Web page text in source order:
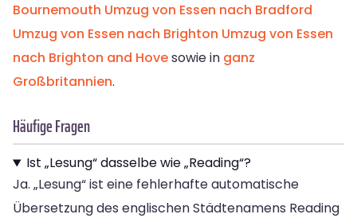
Bournemouth Umzug von Essen nach Bradford
Umzug von Essen nach Brighton Umzug von Essen
nach Brighton and Hovesowie in ganz
Großbritannien.
Häufige Fragen
Ist „Lesung“ dasselbe wie „Reading“?
Ja. „Lesung“ ist eine fehlerhafte automatische
Übersetzung des englischen Städtenamens Reading